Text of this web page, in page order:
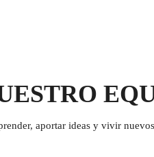
aportar ideas y vivir